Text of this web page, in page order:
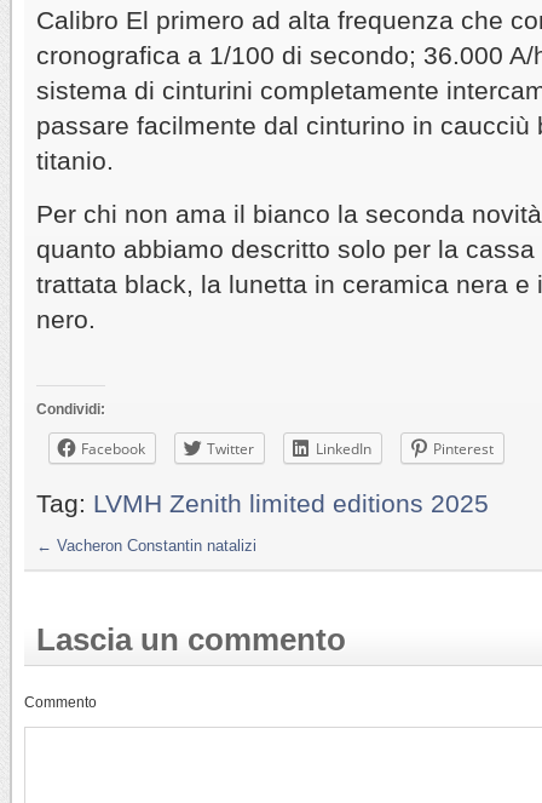
Calibro El primero ad alta frequenza che
cronografica a 1/100 di secondo; 36.000
sistema di cinturini completamente
passare facilmente dal cinturino in caucciù
titanio.
Per chi non ama il bianco la seconda
quanto abbiamo descritto solo per la
trattata black, la lunetta in ceramica nera e
nero.
Condividi:
Facebook Twitter LinkedIn Pinterest
Tag: LVMH Zenith limited editions 2025
← Vacheron Constantin natalizi
Lascia un commento
Commento